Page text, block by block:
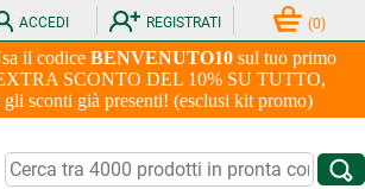
il codice BENVENUTO10 sul tuo primo
SCONTO DEL 10% SU TUTTO,
sconti già presenti! (esclusi kit promo)
ACCEDI REGISTRATI (0)